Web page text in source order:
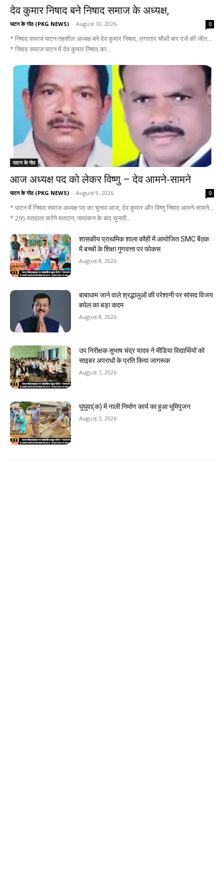
देव कुमार निषाद बने निषाद समाज के अध्यक्ष,
पाटन के गोठ (PKG NEWS) - August 10, 2026 0
* निषाद समाज पाटन तहसील अध्यक्ष बने देव कुमार निषाद, लगातार चौथी बार दर्ज की जीत...
* निषाद समाज पाटन में देव कुमार निषाद का...
पाटन के गोठ
आज अध्यक्ष पद को लेकर विष्णु – देव आमने-सामने
पाटन के गोठ (PKG NEWS) - August 9, 2026 0
* पाटन में निषाद समाज अध्यक्ष पद का चुनाव आज, देव कुमार और विष्णु निषाद आमने-सामने...
* 295 मतदाता करेंगे मतदान, नामांकन के बाद चुनावी...
शासकीय प्राथमिक शाला कौही में आयोजित SMC बैठक
में बच्चों के शिक्षा गुणवत्ता पर फोकस
August 8, 2026
बाबाधाम जाने वाले श्रद्धालुओं की परेशानी पर सांसद विजय
बघेल का बड़ा कदम
August 8, 2026
उप निरीक्षक सुभाष चंद्र यादव ने मीडिया विद्यार्थियों को
साइबर अपराधों के प्रति किया जागरूक
August 7, 2026
घुघुवा(क) में नाली निर्माण कार्य का हुआ भूमिपूजन
August 3, 2026